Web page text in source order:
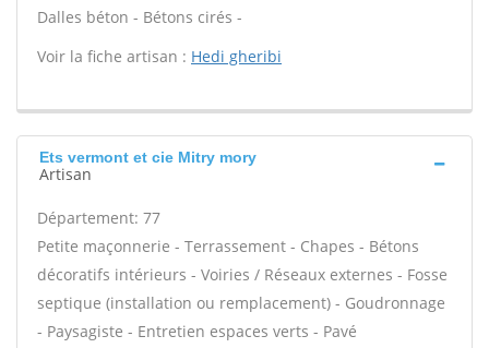
Dalles béton - Bétons cirés -
Voir la fiche artisan : Hedi gheribi
Ets vermont et cie Mitry mory
Artisan
Département: 77
Petite maçonnerie - Terrassement - Chapes - Bétons
décoratifs intérieurs - Voiries / Réseaux externes - Fosse
septique (installation ou remplacement) - Goudronnage
- Paysagiste - Entretien espaces verts - Pavé